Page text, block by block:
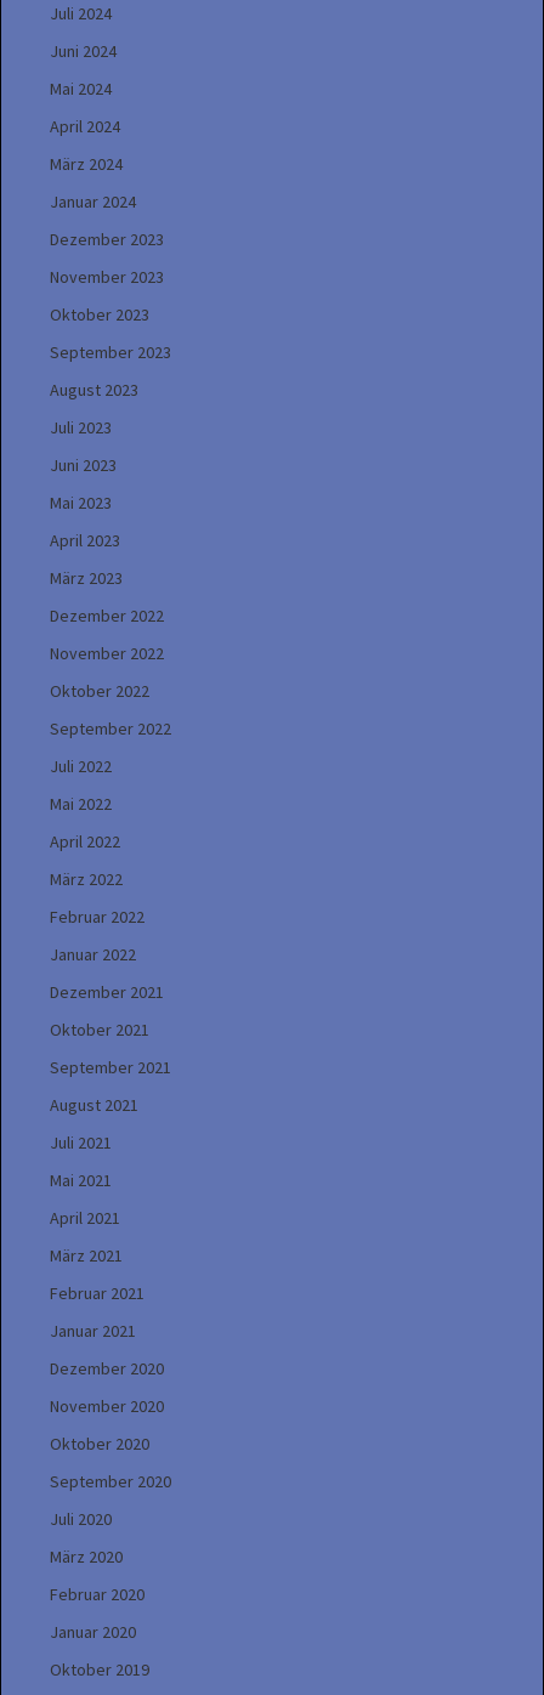
Juli 2024
Juni 2024
Mai 2024
April 2024
März 2024
Januar 2024
Dezember 2023
November 2023
Oktober 2023
September 2023
August 2023
Juli 2023
Juni 2023
Mai 2023
April 2023
März 2023
Dezember 2022
November 2022
Oktober 2022
September 2022
Juli 2022
Mai 2022
April 2022
März 2022
Februar 2022
Januar 2022
Dezember 2021
Oktober 2021
September 2021
August 2021
Juli 2021
Mai 2021
April 2021
März 2021
Februar 2021
Januar 2021
Dezember 2020
November 2020
Oktober 2020
September 2020
Juli 2020
März 2020
Februar 2020
Januar 2020
Oktober 2019